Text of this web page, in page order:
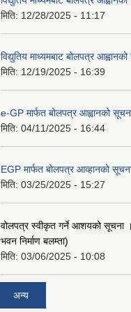
मिति: 12/28/2025 - 11:17
विद्युतिय माध्यमबाट बोलपत्र
मिति: 12/19/2025 - 16:39
e-GP मार्फत बोलपत्र आह्वानको
मिति: 04/11/2025 - 16:44
EGP मार्फत बोलपत्र आव्हानको
मिति: 03/25/2025 - 15:27
वोलपत्र स्वीकृत गर्ने आशयको सूचना
भवन निर्माण बलम्ता)
मिति: 03/06/2025 - 10:08
अन्य